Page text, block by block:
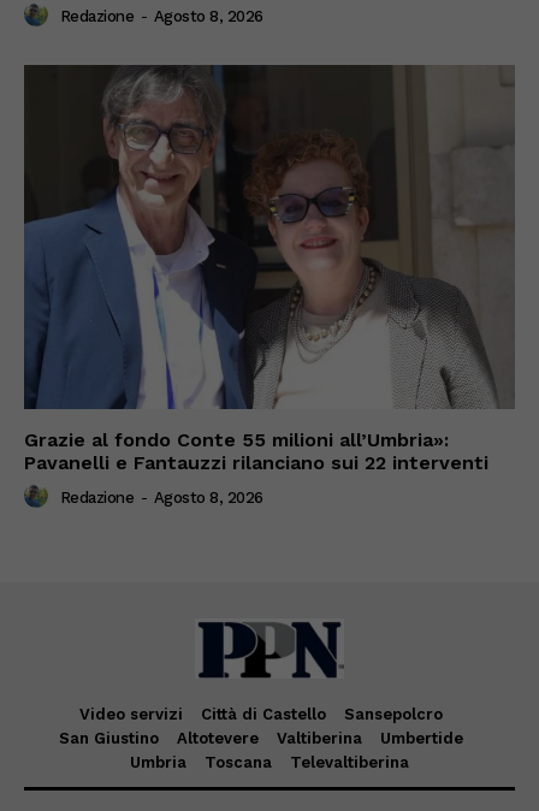
Redazione - Agosto 8, 2026
Grazie al fondo Conte 55 milioni all’Umbria»:
Pavanelli e Fantauzzi rilanciano sui 22 interventi
Redazione - Agosto 8, 2026
Video servizi Città di Castello
Sansepolcro
San Giustino
Altotevere Valtiberina
Umbertide
Umbria
Toscana Televaltiberina